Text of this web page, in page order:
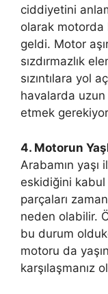
ciddiyetini
olarak motorda
geldi. Motor
sızdırmazlık
sızıntılara yol
havalarda
etmek
4. Motorun
Arabamın
eskidiğini
parçaları
neden olabilir.
bu durum
motoru da
karşılaşmanız